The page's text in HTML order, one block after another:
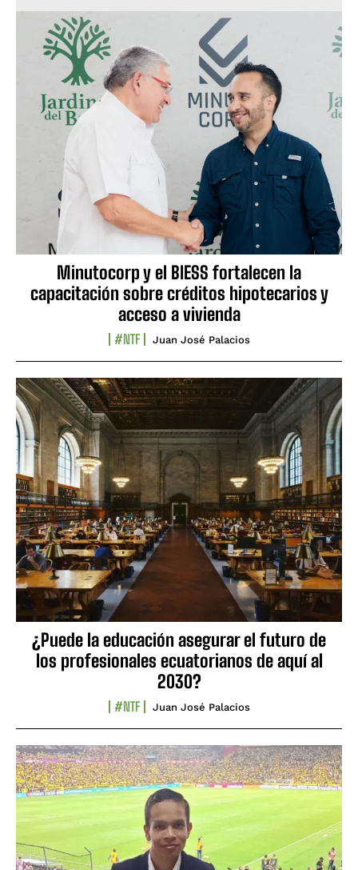
Minutocorp y el BIESS fortalecen la
capacitación sobre créditos hipotecarios y
acceso a vivienda
#NTF Juan José Palacios
¿Puede la educación asegurar el futuro de
los profesionales ecuatorianos de aquí al
2030?
#NTF Juan José Palacios